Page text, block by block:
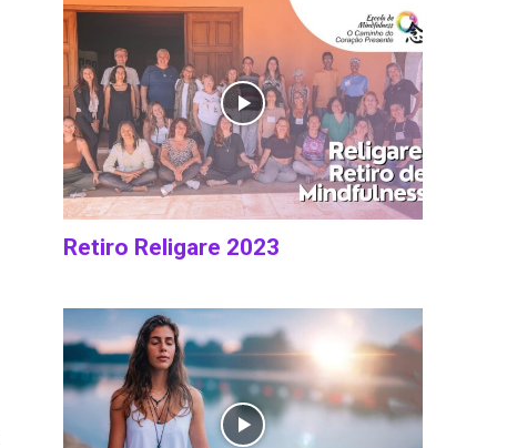
Retiro Religare 2023